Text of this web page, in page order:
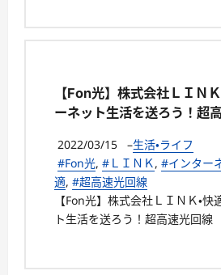
【Fon光】株式会社ＬＩＮ
ーネット生活を送ろう！超
2022/03/15 –生活・ライフ
#Fon光, #ＬＩＮＫ, #インター
適, #超高速光回線
【Fon光】株式会社ＬＩＮＫ・
ト生活を送ろう！超高速光回線